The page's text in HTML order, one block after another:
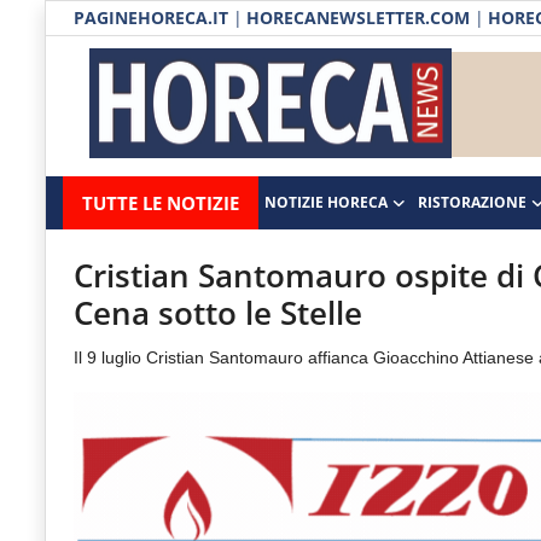
PAGINEHORECA.IT | HORECANEWSLETTER.COM |
Horecanews.it
-
Notizie
Horeca
Il
portale
del
Horeca
e
TUTTE LE NOTIZIE NOTIZIE HORECA RISTORAZIONE
Notizie HORECA
Ristorazione
Ospitalità
Distribuzione
Eventi
RUBRICHE
Cristian Santomauro ospite di
Cena sotto le Stelle
Il 9 luglio Cristian Santomauro affianca Gioacchino